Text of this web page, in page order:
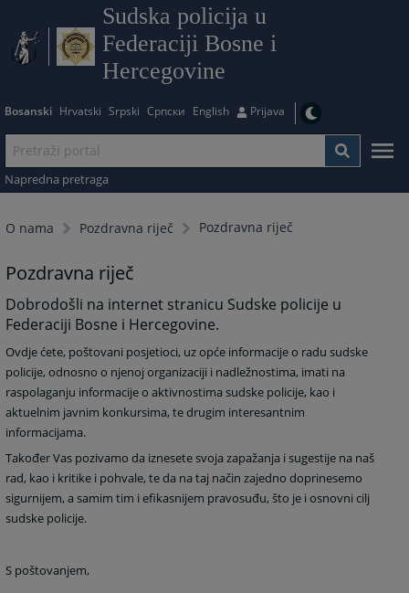
Sudska policija u
Federaciji Bosne i
Hercegovine
Bosanski Hrvatski Srpski Српски English Prijava
Napredna pretraga
O nama Pozdravna riječ Pozdravna riječ
Pozdravna riječ
Dobrodošli na internet stranicu Sudske policije u
Federaciji Bosne i Hercegovine.
Ovdje ćete, poštovani posjetioci, uz opće informacije o radu sudske
policije, odnosno o njenoj organizaciji i nadležnostima, imati na
raspolaganju informacije o aktivnostima sudske policije, kao i
aktuelnim javnim konkursima, te drugim interesantnim
informacijama.
Također Vas pozivamo da iznesete svoja zapažanja i sugestije na naš
rad, kao i kritike i pohvale, te da na taj način zajedno doprinesemo
sigurnijem, a samim tim i efikasnijem pravosuđu, što je i osnovni cilj
sudske policije.
S poštovanjem,